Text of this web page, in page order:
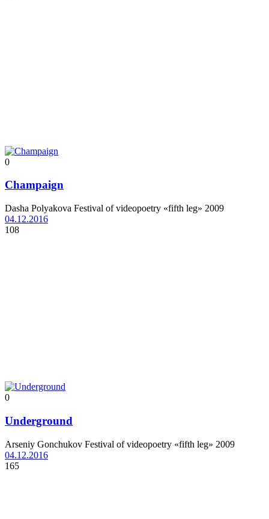
0
Champaign
Dasha Polyakova Festival of videopoetry «fifth leg» 2009
04.12.2016
108
0
Underground
Arseniy Gonchukov Festival of videopoetry «fifth leg» 2009
04.12.2016
165